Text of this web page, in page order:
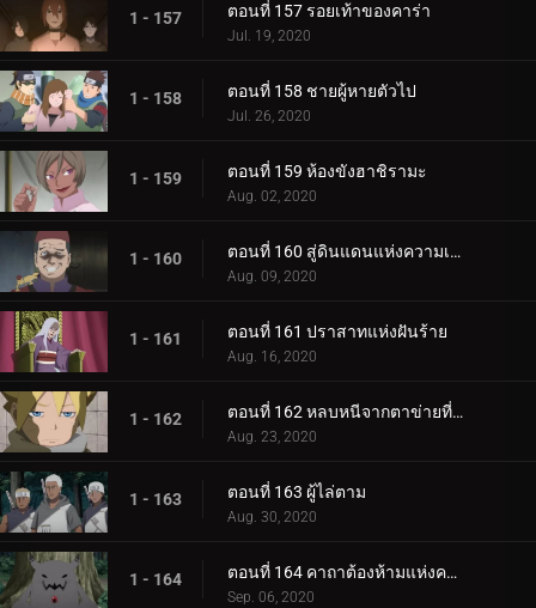
1 - 157 ตอนที่ 157 รอยเท้าของคาร่า
Jul. 19, 2020
1 - 158 ตอนที่ 158 ชายผู้หายตัวไป
Jul. 26, 2020
1 - 159 ตอนที่ 159 ห้องขังฮาชิรามะ
Aug. 02, 2020
1 - 160 ตอนที่ 160 สู่ดินแดนแห่งความเงียบงัน
Aug. 09, 2020
1 - 161 ตอนที่ 161 ปราสาทแห่งฝันร้าย
Aug. 16, 2020
1 - 162 ตอนที่ 162 หลบหนีจากตาข่ายที่กระชับ
Aug. 23, 2020
1 - 163 ตอนที่ 163 ผู้ไล่ตาม
Aug. 30, 2020
1 - 164 ตอนที่ 164 คาถาต้องห้ามแห่งความตาย
Sep. 06, 2020